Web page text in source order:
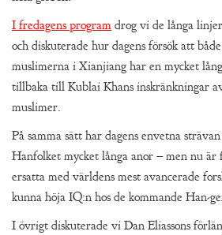
I fredagens program drog vi de långa
och diskuterade hur dagens försök att
muslimerna i Xianjiang har en mycket
tillbaka till Kublai Khans inskränkningar
muslimer.
På samma sätt har dagens envetna
Hanfolket mycket långa anor – men nu är
ersatta med världens mest avancerade
kunna höja IQ:n hos de kommande Han-
I övrigt diskuterade vi Dan Eliassons